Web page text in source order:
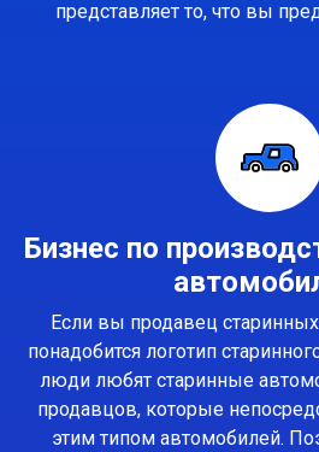
представляет то, что вы
Бизнес по
Если вы продавец
понадобится логотип
люди любят старинные
продавцов, которые
этим типом автомобилей.